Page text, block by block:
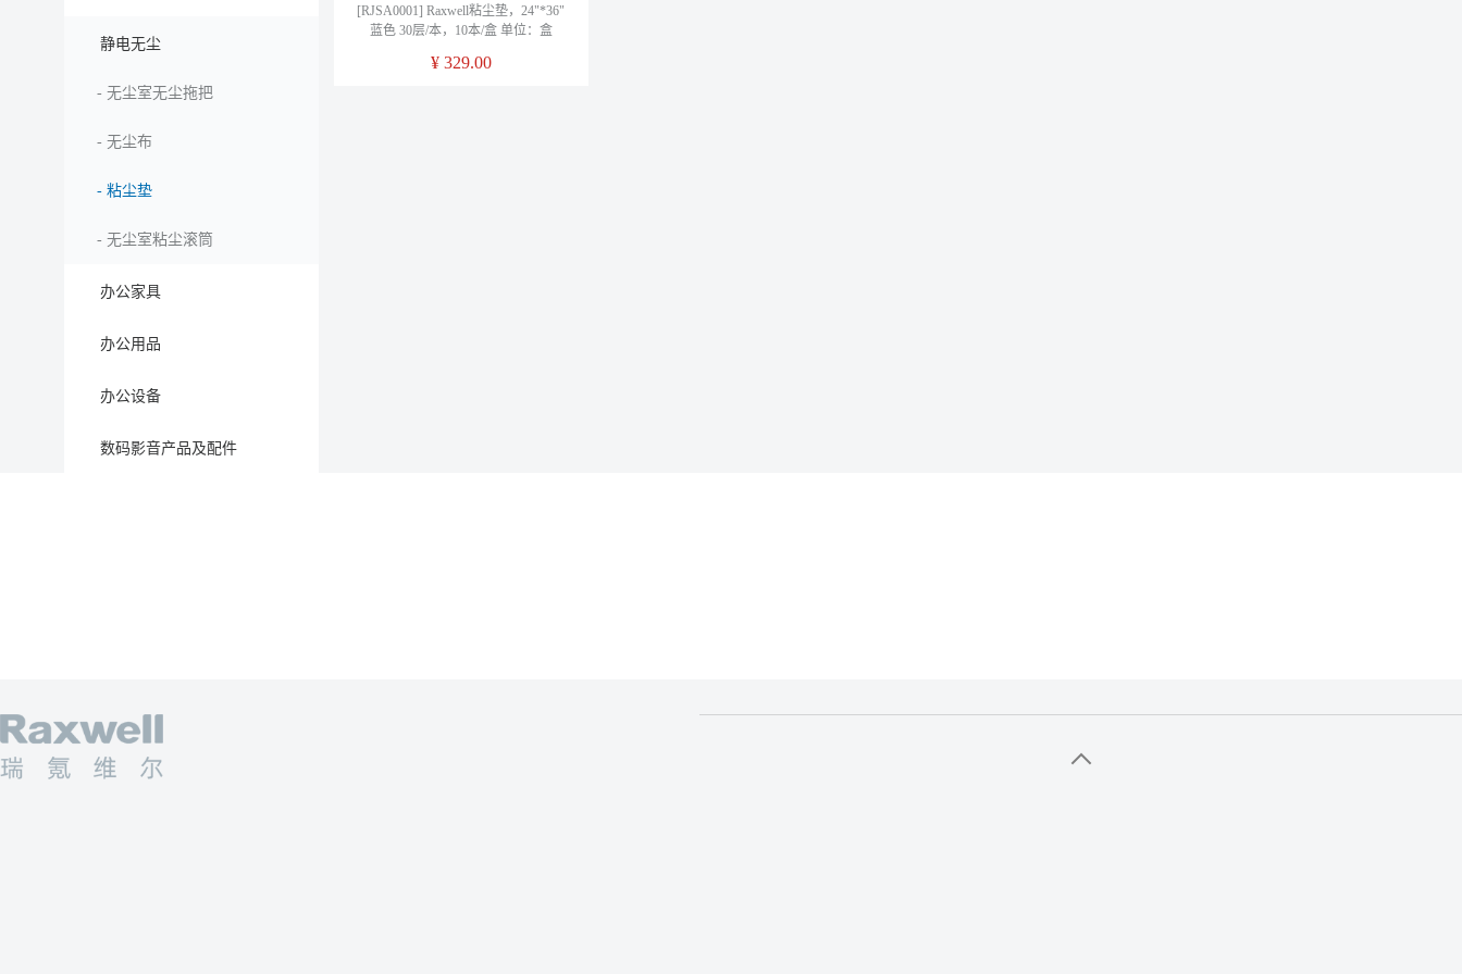
静电无尘
- 无尘室无尘拖把
- 无尘布
- 粘尘垫
- 无尘室粘尘滚筒
办公家具
办公用品
办公设备
数码影音产品及配件
[RJSA0001] Raxwell粘尘垫，24"*36"
蓝色 30层/本，10本/盒 单位：盒
¥ 329.00